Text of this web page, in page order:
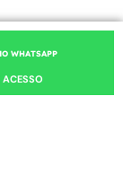
WHATSAPP